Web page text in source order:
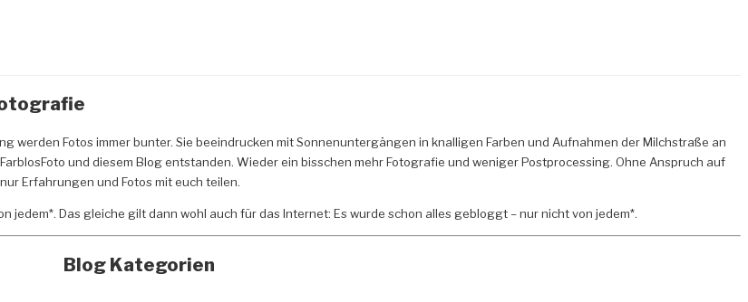
werden Fotos immer bunter. Sie beeindrucken mit Sonnenuntergängen in knalligen Farben und Aufnahmen der Milchstraße an
und diesem Blog entstanden. Wieder ein bisschen mehr Fotografie und weniger Postprocessing. Ohne Anspruch auf
Erfahrungen und Fotos mit euch teilen.
Das gleiche gilt dann wohl auch für das Internet: Es wurde schon alles gebloggt – nur nicht von jedem*.
Blog Kategorien